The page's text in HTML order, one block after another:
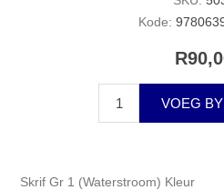
Kode:
VOEG
Skrif Gr 1 (Waterstroom) Kleur